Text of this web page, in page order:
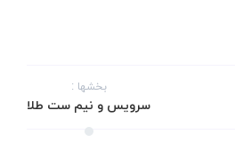
بخشها :
سرویس و نیم ست طلا